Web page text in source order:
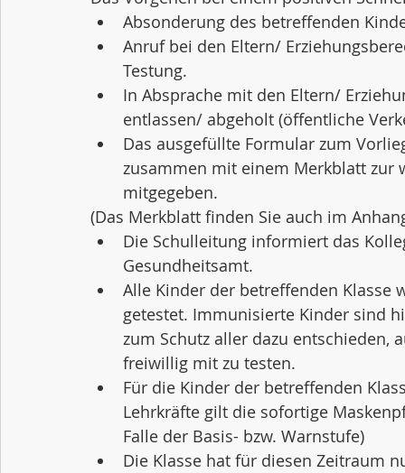
Absonderung des betreffenden
Anruf bei den Eltern/
Testung.
In Absprache mit den Eltern/
entlassen/ abgeholt (öffentliche
Das ausgefüllte Formular zum
zusammen mit einem Merkblatt zur
mitgegeben.
(Das Merkblatt finden Sie auch im
Die Schulleitung informiert das
Gesundheitsamt.
Alle Kinder der betreffenden Klasse
getestet. Immunisierte Kinder sind
zum Schutz aller dazu entschieden,
freiwillig mit zu testen.
Für die Kinder der betreffenden
Lehrkräfte gilt die sofortige
Falle der Basis- bzw. Warnstufe)
Die Klasse hat für diesen Zeitraum